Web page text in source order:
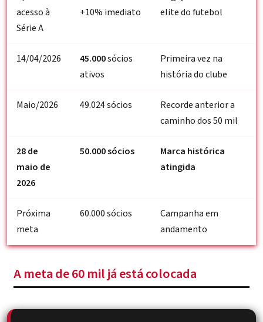
acesso à
Série A
+10% imediato
elite do futebol
14/04/2026 45.000sócios
ativos
Primeira vez na
história do clube
Maio/2026 49.024 sócios
Recorde anterior a
caminho dos 50 mil
28 de
maio de
2026
50.000 sócios
Marca histórica
atingida
Próxima
meta
60.000 sócios
Campanha em
andamento
A meta de 60 mil já está colocada